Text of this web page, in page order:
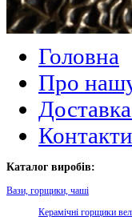
Головна
Про
Контакти
Каталог виробів:
Вази, горщики, чаші
Керамічні горщики